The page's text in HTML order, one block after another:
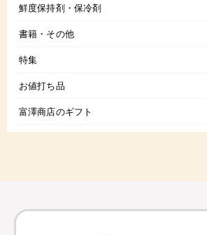
鮮度保持剤・保冷剤
書籍・その他
特集
お値打ち品
富澤商店のギフト